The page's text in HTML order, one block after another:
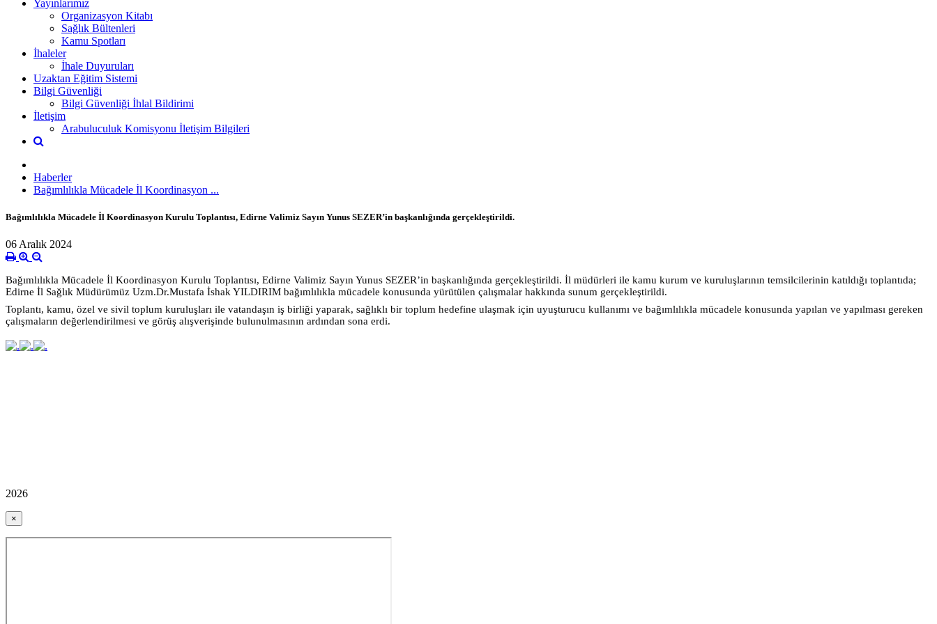
Yayınlarımız
Organizasyon Kitabı
Sağlık Bültenleri
Kamu Spotları
İhaleler
İhale Duyuruları
Uzaktan Eğitim Sistemi
Bilgi Güvenliği
Bilgi Güvenliği İhlal Bildirimi
İletişim
Arabuluculuk Komisyonu İletişim Bilgileri
Haberler
Bağımlılıkla Mücadele İl Koordinasyon ...
Bağımlılıkla Mücadele İl Koordinasyon Kurulu Toplantısı, Edirne Valimiz Sayın Yunus SEZER’in başkanlığında gerçekleştirildi.
06 Aralık 2024
Bağımlılıkla Mücadele İl Koordinasyon Kurulu Toplantısı, Edirne Valimiz Sayın Yunus SEZER’in başkanlığında gerçekleştirildi. İl müdürleri ile kamu kurum ve kuruluşlarının temsilcilerinin katıldığı toplantıda;
Edirne İl Sağlık Müdürümüz Uzm.Dr.Mustafa İshak YILDIRIM bağımlılıkla mücadele konusunda yürütülen çalışmalar hakkında sunum gerçekleştirildi.
Toplantı, kamu, özel ve sivil toplum kuruluşları ile vatandaşın iş birliği yaparak, sağlıklı bir toplum hedefine ulaşmak için uyuşturucu kullanımı ve bağımlılıkla mücadele konusunda yapılan ve yapılması gereken
çalışmaların değerlendirilmesi ve görüş alışverişinde bulunulmasının ardından sona erdi.
2026
×